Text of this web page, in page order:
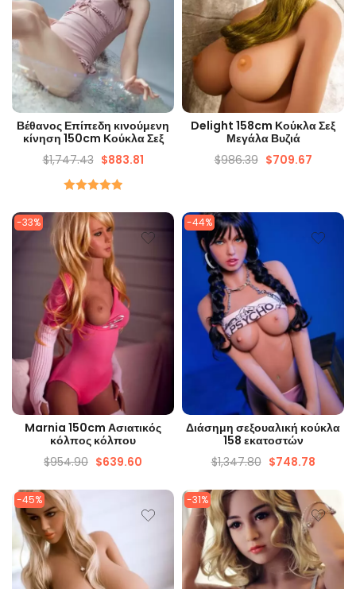
ΓΡΉΓΟΡΗ ΜΑΤΙΆ
Βέθανος Επίπεδη κινούμενη
κίνηση 150cm Κούκλα Σεξ
$1,747.43 $883.81
5.00από 5
ΓΡΉΓΟΡΗ ΜΑΤΙΆ
Delight 158cm Κούκλα Σεξ
Μεγάλα Βυζιά
$986.39 $709.67
-33%
ΓΡΉΓΟΡΗ ΜΑΤΙΆ
Marnia 150cm Ασιατικός
κόλπος κόλπου
$954.90 $639.60
-44%
ΓΡΉΓΟΡΗ ΜΑΤΙΆ
Διάσημη σεξουαλική κούκλα
158 εκατοστών
$1,347.80 $748.78
-45% -31%